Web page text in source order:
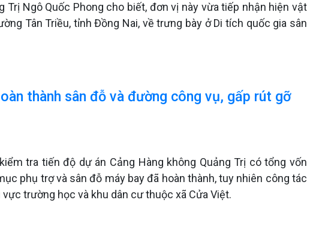
Trị Ngô Quốc Phong cho biết, đơn vị này vừa tiếp nhận hiện vật
Tân Triều, tỉnh Đồng Nai, về trưng bày ở Di tích quốc gia sân
thành sân đỗ và đường công vụ, gấp rút gỡ
tra tiến độ dự án Cảng Hàng không Quảng Trị có tổng vốn
phụ trợ và sân đỗ máy bay đã hoàn thành, tuy nhiên công tác
trường học và khu dân cư thuộc xã Cửa Việt.